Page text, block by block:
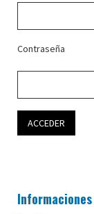
Contraseña